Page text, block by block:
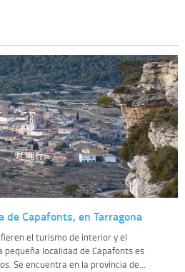
de Capafonts, en Tarragona
el turismo de interior y el
localidad de Capafonts es
Se encuentra en la provincia de...